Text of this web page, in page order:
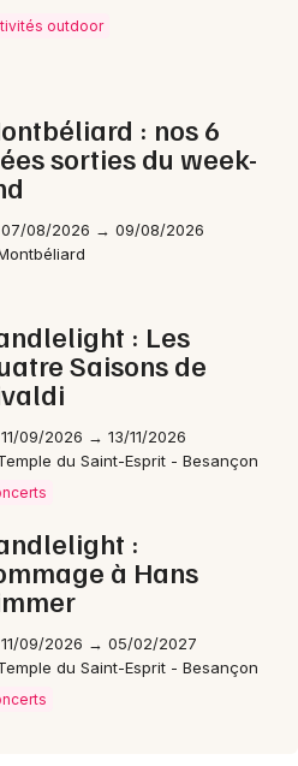
outdoor
: nos 6
sorties du week-
07/08/2026 → 09/08/2026
: Les
Saisons de
11/09/2026 → 13/11/2026
du Saint-Esprit - Besançon
:
à Hans
11/09/2026 → 05/02/2027
du Saint-Esprit - Besançon